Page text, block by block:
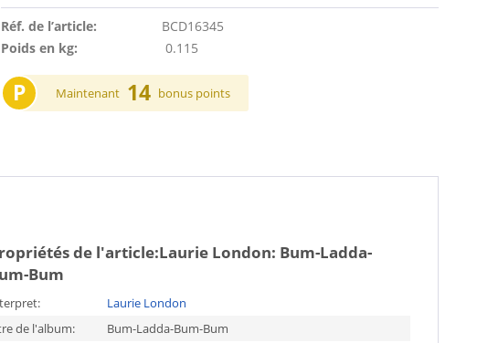
Réf. de l’article:
BCD16345
Poids en kg:
0.115
P Maintenant 14 bonus points
de l'article:Laurie London: Bum-Ladda-
Bum
Laurie London
de l'album:
Bum-Ladda-Bum-Bum